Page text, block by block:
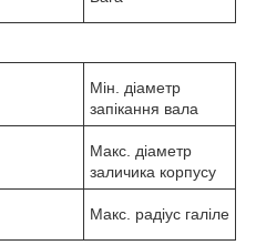
Мін. діаметр
запікання вала
Макс. діаметр
заличика корпусу
Макс. радіус галіле